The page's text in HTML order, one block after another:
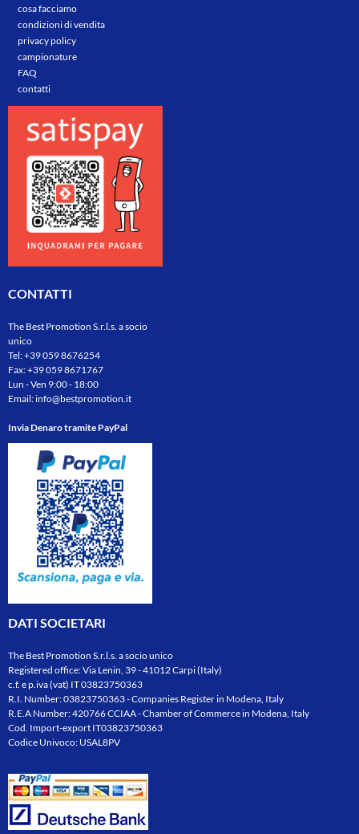
cosa facciamo
condizioni di vendita
privacy policy
campionature
FAQ
contatti
CONTATTI
The Best Promotion S.r.l.s. a socio
unico
Tel:+39 059 8676254
Fax: +39 059 8671767
Lun - Ven 9:00 - 18:00
Email:info@bestpromotion.it
Invia Denaro tramite PayPal
DATI SOCIETARI
The Best Promotion S.r.l.s. a socio unico
Registered office: Via Lenin, 39 - 41012 Carpi (Italy)
c.f. e p.iva (vat) IT 03823750363
R.I. Number: 03823750363 - Companies Register in Modena, Italy
R.E.A Number: 420766 CCIAA - Chamber of Commerce in Modena, Italy
Cod. Import-export IT03823750363
Codice Univoco: USAL8PV